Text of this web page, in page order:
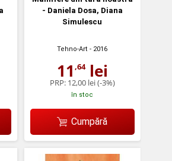
- Daniela Dosa, Diana
Simulescu
Tehno-Art - 2016
11 ,64lei
PRP: 12,00 lei(-3%)
în stoc
Cumpără